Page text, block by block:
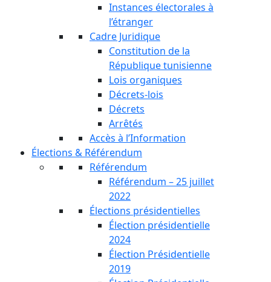
Instances électorales à
l’étranger
Cadre Juridique
Constitution de la
République tunisienne
Lois organiques
Décrets-lois
Décrets
Arrêtés
Accès à l’Information
Élections & Référendum
Référendum
Référendum – 25 juillet
2022
Élections présidentielles
Élection présidentielle
2024
Élection Présidentielle
2019